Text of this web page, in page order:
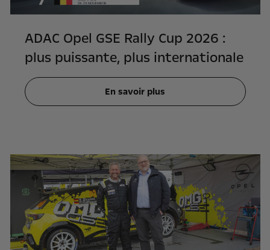
ADAC Opel GSE Rally Cup 2026 :
plus puissante, plus internationale
En savoir plus